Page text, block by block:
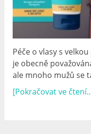
Péče o vlasy s
je obecně
ale mnoho mužů se
[Pokračovat ve